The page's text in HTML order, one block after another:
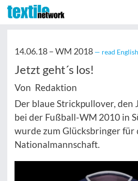
14.06.18 –WM 2018 — read
Jetzt geht´s los!
Von Redaktion
Der blaue Strickpullover, den
bei der Fußball-WM 2010 in
wurde zum Glücksbringer für
Nationalmannschaft.